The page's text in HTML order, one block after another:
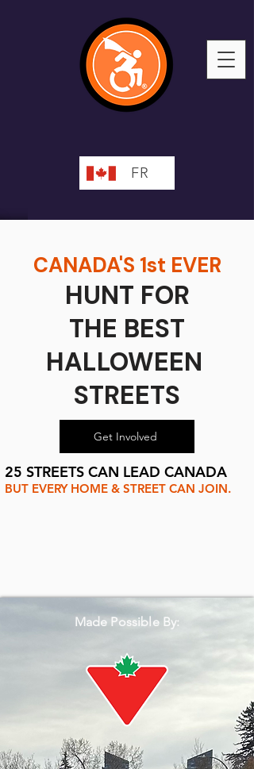
FR
CANADA'S 1st EVER
HUNT FOR
THE BEST
HALLOWEEN
STREETS
Get Involved
25 STREETS CAN LEAD CANADA
BUT EVERY HOME & STREET CAN JOIN.
Made Possible By: